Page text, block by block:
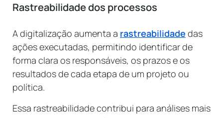
Rastreabilidade dos processos
A digitalização aumenta a rastreabilidade das
ações executadas, permitindo identificar de
forma clara os responsáveis, os prazos e os
resultados de cada etapa de um projeto ou
política.
Essa rastreabilidade contribui para análises mais